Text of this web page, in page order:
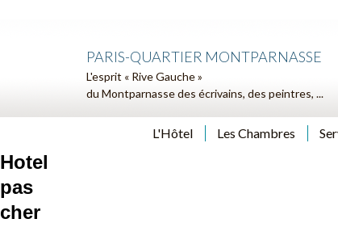
PARIS-QUARTIER MONTPARNASSE
L'esprit « Rive Gauche »
du Montparnasse des écrivains, des peintres, ...
L'Hôtel Les Chambres
Hotel
pas
cher